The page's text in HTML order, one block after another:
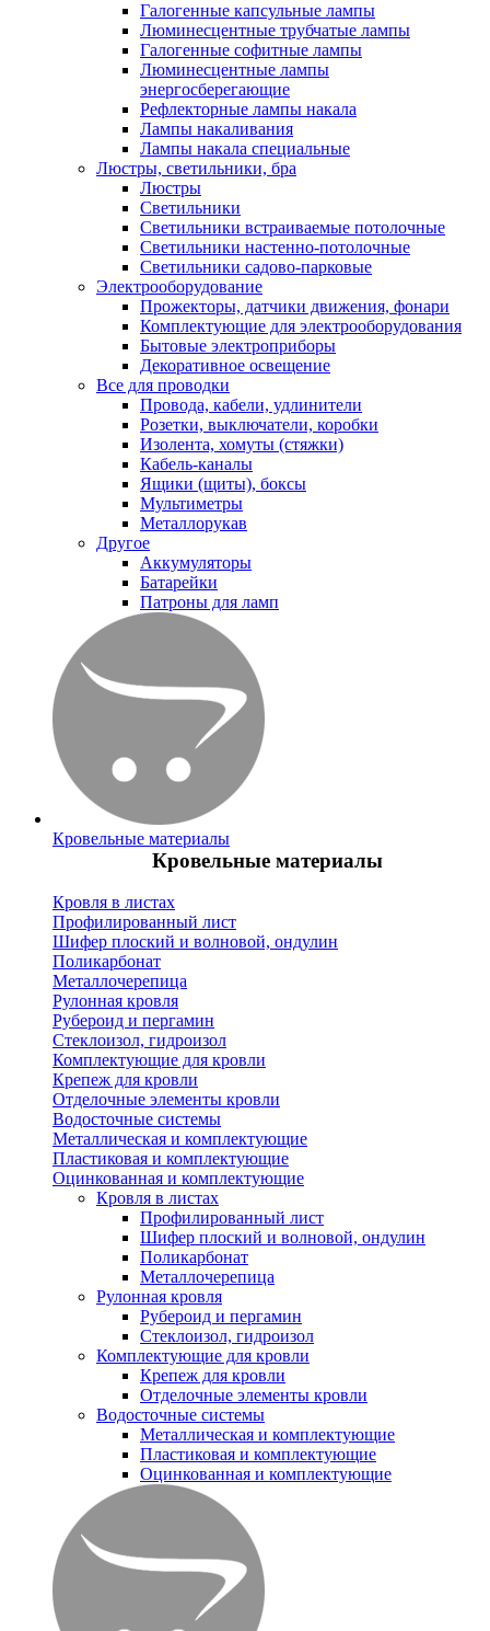
Галогенные капсульные лампы
Люминесцентные трубчатые лампы
Галогенные софитные лампы
Люминесцентные лампы
энергосберегающие
Рефлекторные лампы накала
Лампы накаливания
Лампы накала специальные
Люстры, светильники, бра
Люстры
Светильники
Светильники встраиваемые потолочные
Светильники настенно-потолочные
Светильники садово-парковые
Электрооборудование
Прожекторы, датчики движения, фонари
Комплектующие для электрооборудования
Бытовые электроприборы
Декоративное освещение
Все для проводки
Провода, кабели, удлинители
Розетки, выключатели, коробки
Изолента, хомуты (стяжки)
Кабель-каналы
Ящики (щиты), боксы
Мультиметры
Металлорукав
Другое
Аккумуляторы
Батарейки
Патроны для ламп
Кровельные материалы
Кровельные материалы
Кровля в листах
Профилированный лист
Шифер плоский и волновой, ондулин
Поликарбонат
Металлочерепица
Рулонная кровля
Рубероид и пергамин
Стеклоизол, гидроизол
Комплектующие для кровли
Крепеж для кровли
Отделочные элементы кровли
Водосточные системы
Металлическая и комплектующие
Пластиковая и комплектующие
Оцинкованная и комплектующие
Кровля в листах
Профилированный лист
Шифер плоский и волновой, ондулин
Поликарбонат
Металлочерепица
Рулонная кровля
Рубероид и пергамин
Стеклоизол, гидроизол
Комплектующие для кровли
Крепеж для кровли
Отделочные элементы кровли
Водосточные системы
Металлическая и комплектующие
Пластиковая и комплектующие
Оцинкованная и комплектующие